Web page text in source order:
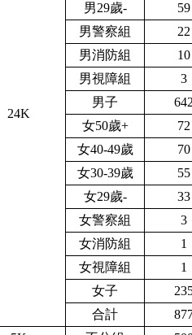
24K
男29歲-
59
男警察組
22
男消防組
10
男視障組
3
男子
女50歲+
72
女40-49歲
70
女30-39歲
55
女29歲-
33
女警察組
3
女消防組
1
女視障組
1
女子
合計